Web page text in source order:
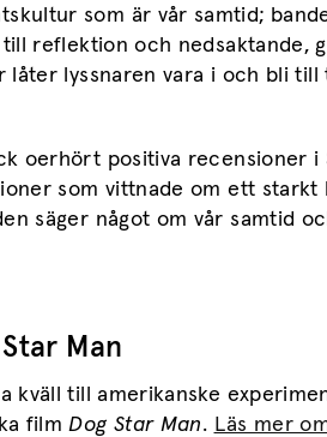
som är vår samtid;
reflektion och nedsaktande,
låter lyssnaren vara i och bli till
oerhört positiva recensioner i
som vittnade om ett starkt
säger något om vår samtid
Man
kväll till amerikanske
filmDog Star Man. Läs mer